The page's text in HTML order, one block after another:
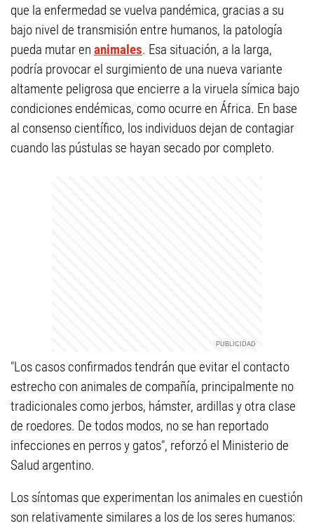
que la enfermedad se vuelva pandémica, gracias a su
bajo nivel de transmisión entre humanos, la patología
pueda mutar en animales. Esa situación, a la larga,
podría provocar el surgimiento de una nueva variante
altamente peligrosa que encierre a la viruela símica bajo
condiciones endémicas, como ocurre en África. En base
al consenso científico, los individuos dejan de contagiar
cuando las pústulas se hayan secado por completo.
"Los casos confirmados tendrán que evitar el contacto
estrecho con animales de compañía, principalmente no
tradicionales como jerbos, hámster, ardillas y otra clase
de roedores. De todos modos, no se han reportado
infecciones en perros y gatos", reforzó el Ministerio de
Salud argentino.
Los síntomas que experimentan los animales en cuestión
son relativamente similares a los de los seres humanos: